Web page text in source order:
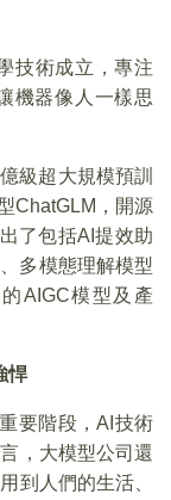
技術成立，專注
機器像人一樣思
級超大規模預訓
ChatGLM，開源
了包括AI提效助
多模態理解模型
AIGC模型及產
悍
要階段，AI技術
，大模型公司還
到人們的生活、